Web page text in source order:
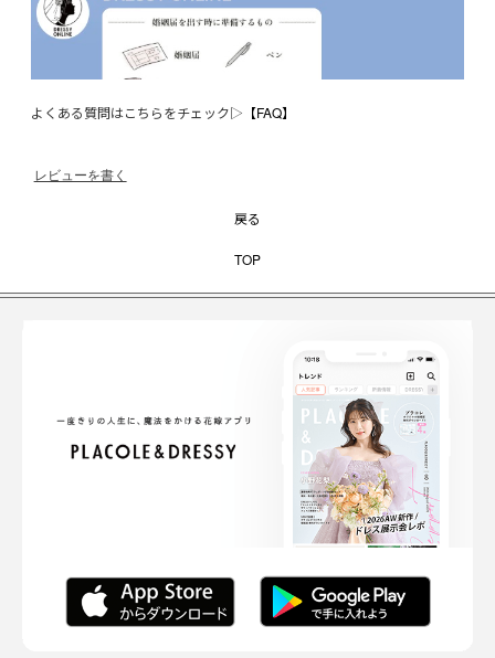
よくある質問はこちらをチェック▷ 【FAQ】
レビューを書く
戻る
TOP